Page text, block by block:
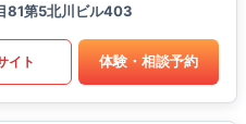
81第5北川ビル403
イト 体験・相談予約